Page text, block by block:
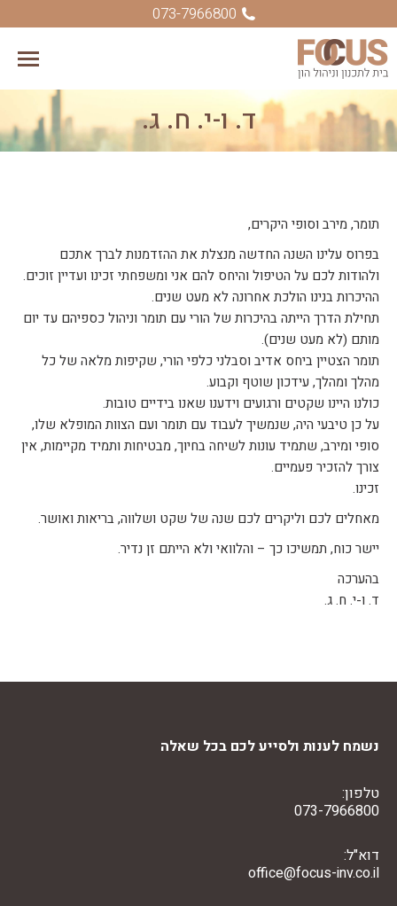
073-7966800
ד. ו-י. ח. ג.
You are here:
תומר, מירב וסופי היקרים,
בפרוס עלינו השנה החדשה מנצלת את ההזדמנות לברך אתכם
ולהודות לכם על הטיפול והיחס להם אני ומשפחתי זכינו ועדיין זוכים.
ההיכרות בנינו הולכת אחרונה לא מעט שנים.
תחילת הדרך הייתה בהיכרות של הורי עם תומר וניהול כספיהם עד יום
מותם (לא מעט שנים).
תומר הצטיין ביחס אדיב וסבלני כלפי הורי, שקיפות מלאה של כל
מהלך ומהלך, עידכון שוטף וקבוע.
כולנו היינו שקטים ורגועים וידענו שאנו בידיים טובות.
על כן טיבעי היה, שנמשיך לעבוד עם תומר ועם הצוות המופלא שלו,
סופי ומירב, שתמיד עונות לשיחה בחיוך, מבטיחות ותמיד מקיימות, אין
צורך להזכיר פעמיים.
זכינו.
מאחלים לכם וליקרים לכם שנה של שקט ושלווה, בריאות ואושר.
יישר כוח, תמשיכו כך – והלוואי ולא הייתם זן נדיר.
בהערכה
ד. ו-י. ח. ג.
נשמח לענות ולסייע לכם בכל שאלה
טלפון:
073-7966800
דוא"ל:
office@focus-inv.co.il